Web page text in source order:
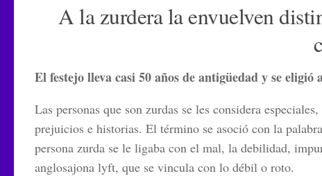
A la zurdera la envuelven
El festejo lleva casi 50 años de antigüedad y se
Las personas que son zurdas se les considera
prejuicios e historias. El término se asoció con la
persona zurda se le ligaba con el mal, la debilidad,
anglosajona lyft, que se vincula con lo débil o roto.